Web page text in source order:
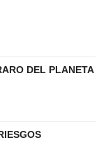
DEL PLANETA